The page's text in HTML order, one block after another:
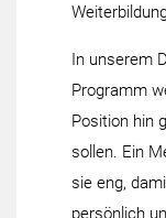
In unserem
Programm
Position hin
sollen. Ein
sie eng,
persönlich